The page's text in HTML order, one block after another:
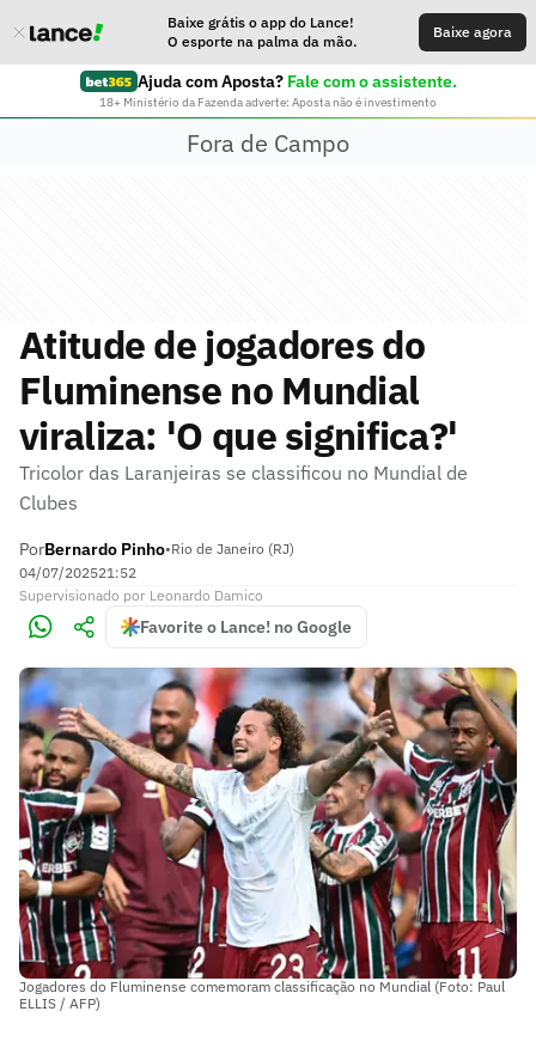
Baixe grátis o app do Lance!
O esporte na palma da mão.
Baixe agora
Ajuda com Aposta? Fale com o assistente.
18+ Ministério da Fazenda adverte: Aposta não é investimento
Fora de Campo
Atitude de jogadores do
Fluminense no Mundial
viraliza: 'O que significa?'
Tricolor das Laranjeiras se classificou no Mundial de
Clubes
PorBernardo Pinho•Rio de Janeiro (RJ)
04/07/202521:52
Supervisionado por Leonardo Damico
Favorite o Lance! no Google
Jogadores do Fluminense comemoram classificação no Mundial (Foto: Paul
ELLIS / AFP)